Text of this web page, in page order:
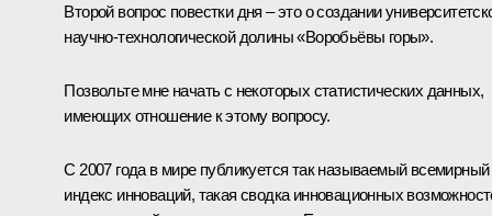
Второй вопрос повестки дня – это о создании
научно-технологической долины «Воробьёвы горы».
Позвольте мне начать с некоторых статистических данных,
имеющих отношение к этому вопросу.
С 2007 года в мире публикуется так называемый всемирный
индекс инноваций, такая сводка инновационных